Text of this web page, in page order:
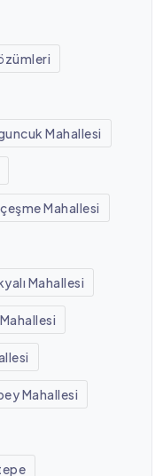
Mahallesi
Mahallesi
Mahallesi
Mahallesi